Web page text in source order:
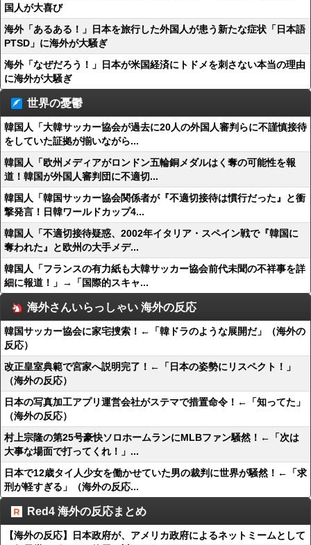
国人が大喜び
海外「あるある！」日本を旅行した外国人が患う新たな症状「日本語
PTSD」に海外が大騒ぎ
海外「なぜだろう！」日本が米国経済にトドメを刺さない本当の理由
に海外が大騒ぎ
世界の憂鬱
韓国人「大韓サッカー協会が過去に20人の外国人審判らに不謹慎接待
をしていた証拠が揃いながら...
韓国人「欧州メディアがロンドン五輪銅メダルはく奪の可能性を報
道！韓国が外国人審判団に不適切...
韓国人「韓国サッカー協会関係者が『不適切接待は慣行だった』と衝
撃発言！日韓ワールドカップ4...
韓国人「不適切接待疑惑、2002年イタリア・スペイン戦で『韓国に
奪われた』と欧州の大手メデ...
韓国人「フランスの有力紙も大韓サッカー協会前代未聞の不祥事を詳
細に報道！」→「国際的スキャ...
海外さんいらっしゃい 海外の反応
韓国サッカー協会に家宅捜索！←「韓ドラのような展開だ」（海外の
反応）
改正皇室典範で宮家へ説明完了！←「日本の姿勢にリスペクト！」
（海外の反応）
日本の写真加工アプリ運営会社がステマで措置命令！←「知ってた」
（海外の反応）
村上宗隆の第25号豪快ソロホームランにMLBファン騒然！←「次は
大事な場面で打ってくれ！」...
日本で12歳タイ人少女を働かせていた男の裁判に世界が騒然！←「求
刑が軽すぎる」（海外の反応...
Red4 海外の反応まとめ
【海外の反応】日本政府が、アメリカ政府によるネットミームとして